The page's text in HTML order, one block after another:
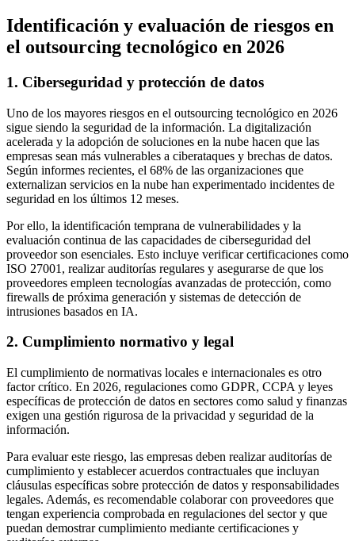
Identificación y evaluación de riesgos en
el outsourcing tecnológico en 2026
1. Ciberseguridad y protección de datos
Uno de los mayores riesgos en el outsourcing tecnológico en 2026
sigue siendo la seguridad de la información. La digitalización
acelerada y la adopción de soluciones en la nube hacen que las
empresas sean más vulnerables a ciberataques y brechas de datos.
Según informes recientes, el 68% de las organizaciones que
externalizan servicios en la nube han experimentado incidentes de
seguridad en los últimos 12 meses.
Por ello, la identificación temprana de vulnerabilidades y la
evaluación continua de las capacidades de ciberseguridad del
proveedor son esenciales. Esto incluye verificar certificaciones como
ISO 27001, realizar auditorías regulares y asegurarse de que los
proveedores empleen tecnologías avanzadas de protección, como
firewalls de próxima generación y sistemas de detección de
intrusiones basados en IA.
2. Cumplimiento normativo y legal
El cumplimiento de normativas locales e internacionales es otro
factor crítico. En 2026, regulaciones como GDPR, CCPA y leyes
específicas de protección de datos en sectores como salud y finanzas
exigen una gestión rigurosa de la privacidad y seguridad de la
información.
Para evaluar este riesgo, las empresas deben realizar auditorías de
cumplimiento y establecer acuerdos contractuales que incluyan
cláusulas específicas sobre protección de datos y responsabilidades
legales. Además, es recomendable colaborar con proveedores que
tengan experiencia comprobada en regulaciones del sector y que
puedan demostrar cumplimiento mediante certificaciones y